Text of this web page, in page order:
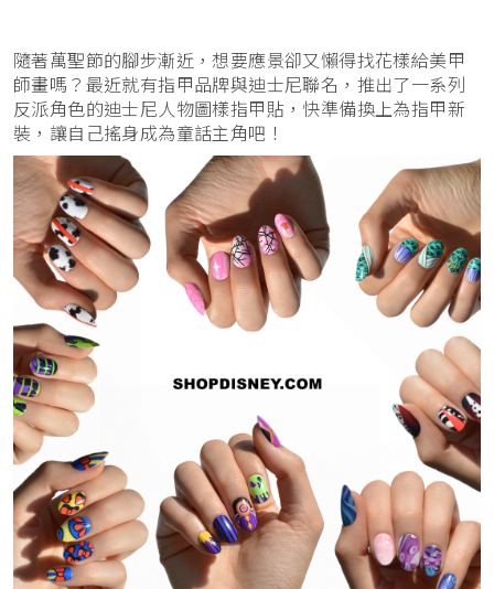
隨著萬聖節的腳步漸近，想要應景卻又懶得找花樣給美甲
師畫嗎？最近就有指甲品牌與迪士尼聯名，推出了一系列
反派角色的迪士尼人物圖樣指甲貼，快準備換上為指甲新
裝，讓自己搖身成為童話主角吧！